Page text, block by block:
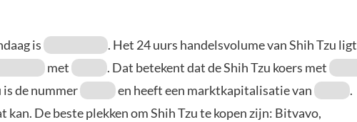
is
. Het 24 uurs handelsvolume van Shih Tzu ligt
met
. Dat betekent dat de Shih Tzu koers met
is de nummer en heeft een marktkapitalisatie van
.
kan. De beste plekken om Shih Tzu te kopen zijn: Bitvavo,